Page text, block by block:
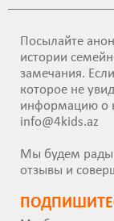
Посылайте
истории
замечания.
которое не
информацию о
info@4kids.az
Мы будем рады
отзывы и